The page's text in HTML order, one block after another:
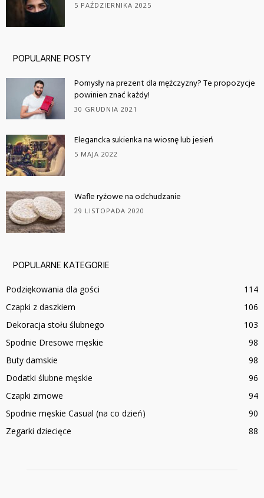
5 PAŹDZIERNIKA 2025
POPULARNE POSTY
Pomysły na prezent dla mężczyzny? Te propozycje
powinien znać każdy!
30 GRUDNIA 2021
Elegancka sukienka na wiosnę lub jesień
5 MAJA 2022
Wafle ryżowe na odchudzanie
29 LISTOPADA 2020
POPULARNE KATEGORIE
Podziękowania dla gości
114
Czapki z daszkiem
106
Dekoracja stołu ślubnego
103
Spodnie Dresowe męskie
98
Buty damskie
98
Dodatki ślubne męskie
96
Czapki zimowe
94
Spodnie męskie Casual (na co dzień)
90
Zegarki dziecięce
88